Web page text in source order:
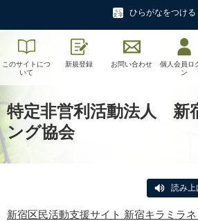
ひらがなをつける
このサイトにつ
いて
新規登録 お問い合わせ
個人会員ロ
ン
特定非営利活動法人 新
ング協会
読み上
新宿区民活動支援サイト 新宿キラミラネ